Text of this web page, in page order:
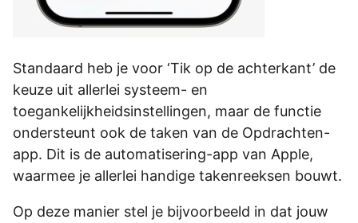
Standaard heb je voor ‘Tik op de achterkant’ de
keuze uit allerlei systeem- en
toegankelijkheidsinstellingen, maar de functie
ondersteunt ook de taken van de Opdrachten-
app. Dit is de automatisering-app van Apple,
waarmee je allerlei handige takenreeksen bouwt.
Op deze manier stel je bijvoorbeeld in dat jouw